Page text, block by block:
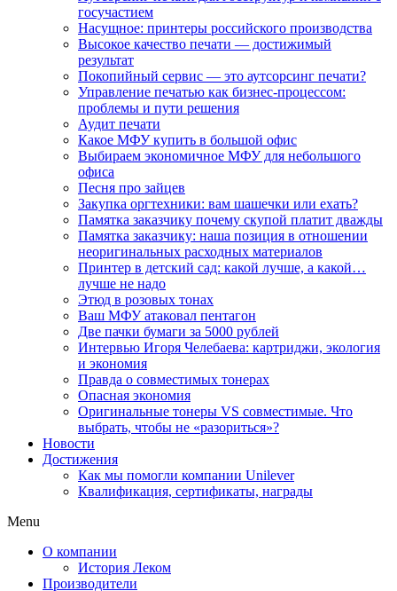
госучастием
Насущное: принтеры российского производства
Высокое качество печати — достижимый
результат
Покопийный сервис — это аутсорсинг печати?
Управление печатью как бизнес-процессом:
проблемы и пути решения
Аудит печати
Какое МФУ купить в большой офис
Выбираем экономичное МФУ для небольшого
офиса
Песня про зайцев
Закупка оргтехники: вам шашечки или ехать?
Памятка заказчику почему скупой платит дважды
Памятка заказчику: наша позиция в отношении
неоригинальных расходных материалов
Принтер в детский сад: какой лучше, а какой…
лучше не надо
Этюд в розовых тонах
Ваш МФУ атаковал пентагон
Две пачки бумаги за 5000 рублей
Интервью Игоря Челебаева: картриджи, экология
и экономия
Правда о совместимых тонерах
Опасная экономия
Оригинальные тонеры VS совместимые. Что
выбрать, чтобы не «разориться»?
Новости
Достижения
Как мы помогли компании Unilever
Квалификация, сертификаты, награды
Menu
О компании
История Леком
Производители